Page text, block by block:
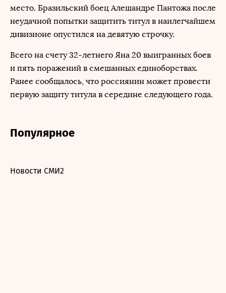
место. Бразильский боец Алешандре Пантожа после
неудачной попытки защитить титул в наилегчайшем
дивизионе опустился на девятую строчку.
Всего на счету 32-летнего Яна 20 выигранных боев
и пять поражений в смешанных единоборствах.
Ранее сообщалось, что россиянин может провести
первую защиту титула в середине следующего года.
Популярное
Новости СМИ2